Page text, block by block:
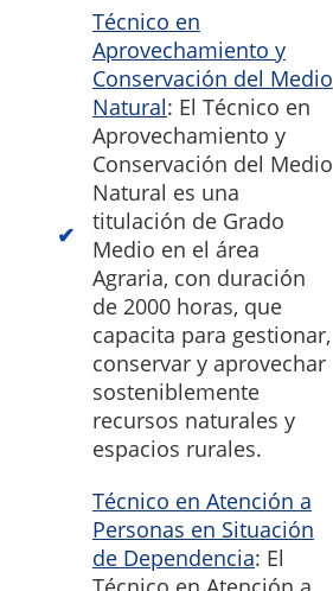
Técnico en
Aprovechamiento y
Conservación del Medio
Natural: El Técnico en
Aprovechamiento y
Conservación del Medio
Natural es una
titulación de Grado
Medio en el área
Agraria, con duración
de 2000 horas, que
capacita para gestionar,
conservar y aprovechar
sosteniblemente
recursos naturales y
espacios rurales.
Técnico en Atención a
Personas en Situación
de Dependencia: El